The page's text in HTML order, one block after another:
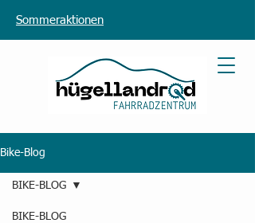
Sommeraktionen
Bike-Blog
BIKE-BLOG
BIKE-BLOG